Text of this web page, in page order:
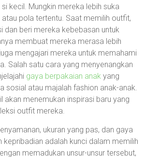
kecil. Mungkin mereka lebih suka
pola tertentu. Saat memilih outfit,
dan beri mereka kebebasan untuk
membuat mereka merasa lebih
mengajari mereka untuk memahami
Salah satu cara yang menyenangkan
gaya berpakaian anak yang
sosial atau majalah fashion anak-anak.
akan menemukan inspirasi baru yang
outfit mereka.
ukuran yang pas, dan gaya
kepribadian adalah kunci dalam memilih
memadukan unsur-unsur tersebut,